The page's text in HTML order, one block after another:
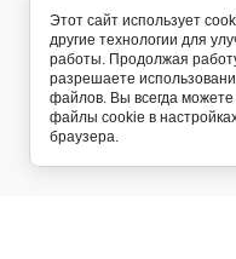
Разработка
Этот сайт использует
другие технологии для
работы. Продолжая
разрешаете
файлов. Вы всегда можете
файлы cookie в
браузера.